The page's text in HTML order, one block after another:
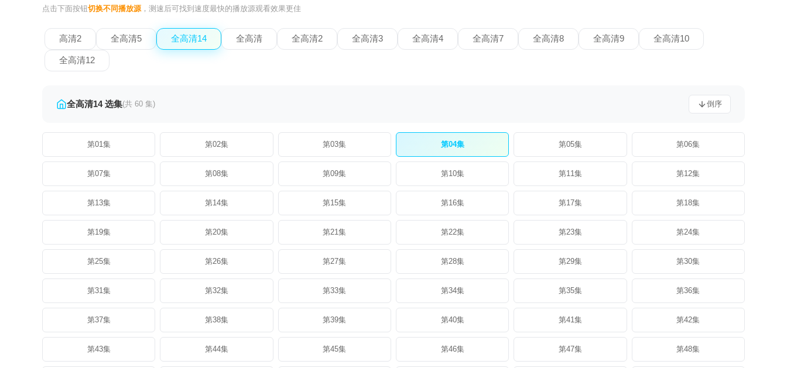
点击下面按钮切换不同播放源，测速后可找到速度最快的播放源观看效果更佳
高清2 全高清5 全高清14 全高清 全高清2 全高清3 全高清4 全高清7 全高清8 全高清9 全高清10
全高清12
全高清14 选集(共 60 集) 倒序
第01集 第02集 第03集 第04集 第05集 第06集
第07集 第08集 第09集 第10集 第11集 第12集
第13集 第14集 第15集 第16集 第17集 第18集
第19集 第20集 第21集 第22集 第23集 第24集
第25集 第26集 第27集 第28集 第29集 第30集
第31集 第32集 第33集 第34集 第35集 第36集
第37集 第38集 第39集 第40集 第41集 第42集
第43集 第44集 第45集 第46集 第47集 第48集